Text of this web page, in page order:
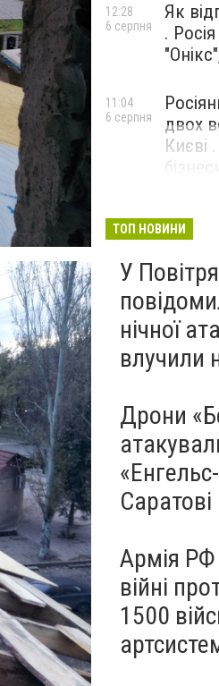
Як
.
12:28
6 серпня
двох
Києві
бізнеси
11:04
6 серпня
ТОП НОВИНИ
У
нічної
влучили
Дрони
Саратові
Армія
війні
1500